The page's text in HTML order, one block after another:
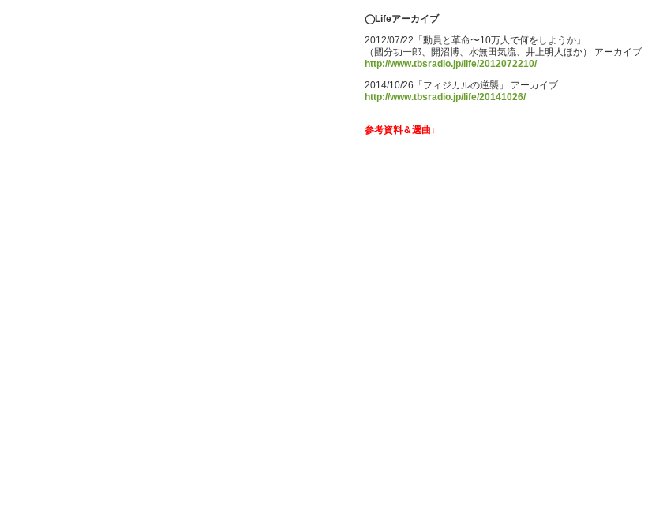
◯Lifeアーカイブ
2012/07/22「動員と革命〜10万人で何をしようか」
（國分功一郎、開沼博、水無田気流、井上明人ほか） アーカイブ
http://www.tbsradio.jp/life/2012072210/
2014/10/26「フィジカルの逆襲」 アーカイブ
http://www.tbsradio.jp/life/20141026/
参考資料＆選曲↓